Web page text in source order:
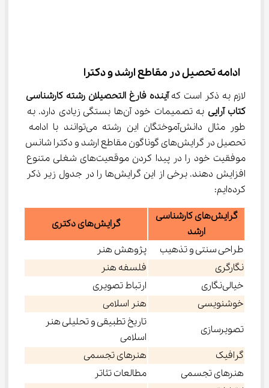
ادامه تحصیل در مقاطع ارشد و دکترا
لازم به ذکر است که آینده فارغ التحصیلان رشته کارشناسی
کتاب آرایی
به تصمیمات خود آن‌ها بستگی زیادی دارد. به
طور مثال دانش‌آموختگان این رشته می‌توانند با ادامه
تحصیل در گرایش‌های گوناگون مقاطع ارشد و دکترا شانس
موفقیت خود را در پیدا کردن موقعیت‌های شغلی متنوع
افزایش دهند. برخی از این گرایش‌ها را در جدول زیر ذکر
کرده‌ایم:
گرایش‌های کارشناسی
ارشد
گرایش‌های دکتری
طراحی سنتی و تذهیب
پژوهش هنر
نگارگری
فلسفه هنر
خیالی‌نگاری
ارتباط تصویری
خوشنویسی
هنر اسلامی
تصویرسازی
تاریخ تطبیقی و تحلیلی هنر
اسلامی
گرافیک
هنرهای تجسمی
هنرهای تجسمی
مطالعات تئاتر